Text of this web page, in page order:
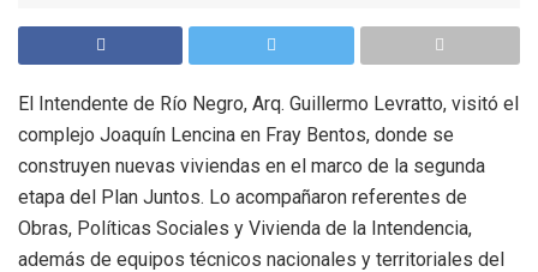
El Intendente de Río Negro, Arq. Guillermo Levratto, visitó el
complejo Joaquín Lencina en Fray Bentos, donde se
construyen nuevas viviendas en el marco de la segunda
etapa del Plan Juntos. Lo acompañaron referentes de
Obras, Políticas Sociales y Vivienda de la Intendencia,
además de equipos técnicos nacionales y territoriales del